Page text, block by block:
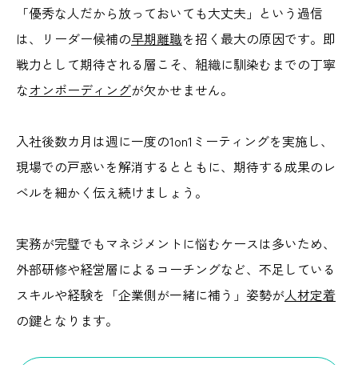
「優秀な人だから放っておいても大丈夫」という過信
は、リーダー候補の早期離職を招く最大の原因です。即
戦力として期待される層こそ、組織に馴染むまでの丁寧
なオンボーディングが欠かせません。
入社後数カ月は週に一度の1on1ミーティングを実施し、
現場での戸惑いを解消するとともに、期待する成果のレ
ベルを細かく伝え続けましょう。
実務が完璧でもマネジメントに悩むケースは多いため、
外部研修や経営層によるコーチングなど、不足している
スキルや経験を「企業側が一緒に補う」姿勢が人材定着
の鍵となります。